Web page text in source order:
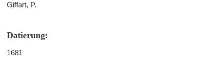
Giffart, P.
Datierung:
1681